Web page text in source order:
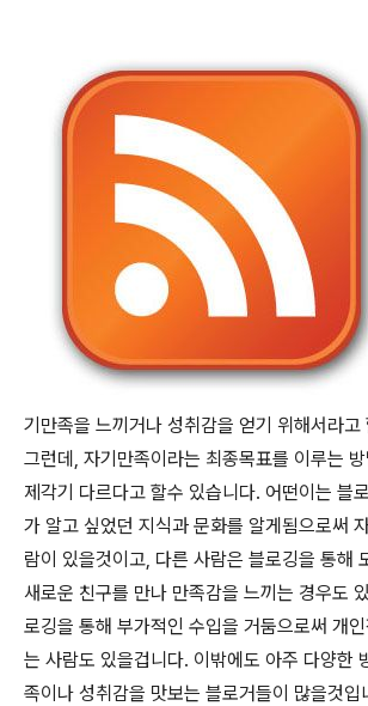
기만족을 느끼거나 성취감을 얻기 위해서라고
그런데, 자기만족이라는 최종목표를 이루는
제각기 다르다고 할수 있습니다. 어떤이는 블
가 알고 싶었던 지식과 문화를 알게됨으로써
람이 있을것이고, 다른 사람은 블로깅을 통해
새로운 친구를 만나 만족감을 느끼는 경우도
로깅을 통해 부가적인 수입을 거둠으로써 개
는 사람도 있을겁니다. 이밖에도 아주 다양한
족이나 성취감을 맛보는 블로거들이 많을것입